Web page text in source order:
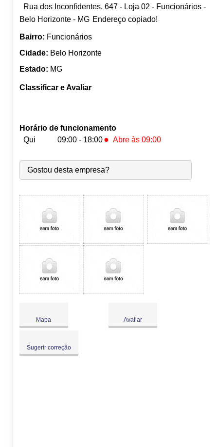
Rua dos Inconfidentes, 647 - Loja 02 - Funcionários -
Belo Horizonte - MG Endereço copiado!
Bairro: Funcionários
Cidade: Belo Horizonte
Estado: MG
Classificar e Avaliar
Horário de funcionamento
Qui
09:00 - 18:00 ● Abre às 09:00
Seg: 09:00-18:00
Ter:
09:00-18:00
Qua:
09:00-18:00
Qui:
09:00- 18:00 ●Abre às 09:00
- 18:00
Sáb:
Fechado
Dom:
Fechado
Gostou desta empresa?
Mapa Avaliar
Sugerir correção